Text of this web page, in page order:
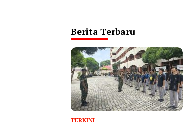
Berita Terbaru
TERKINI